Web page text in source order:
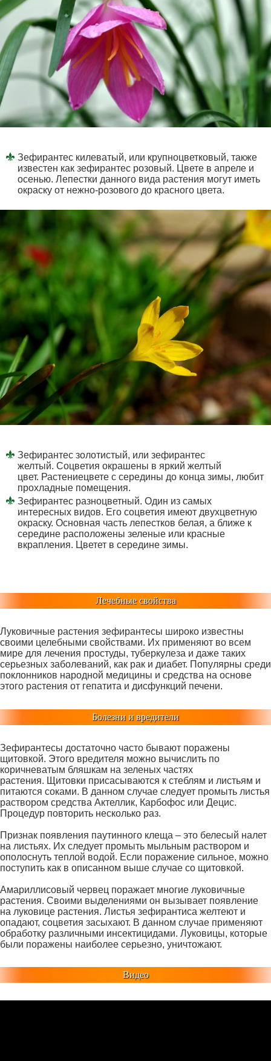
Зефирантес килеватый, или крупноцветковый, также
известен как зефирантес розовый. Цвете в апреле и
осенью. Лепестки данного вида растения могут иметь
окраску от нежно-розового до красного цвета.
Зефирантес золотистый, или зефирантес
желтый. Соцветия окрашены в яркий желтый
цвет. Растениецвете с середины до конца зимы, любит
прохладные помещения.
Зефирантес разноцветный. Один из самых
интересных видов. Его соцветия имеют двухцветную
окраску. Основная часть лепестков белая, а ближе к
середине расположены зеленые или красные
вкрапления. Цветет в середине зимы.
Лечебные свойства
Луковичные растения зефирантесы широко известны
своими целебными свойствами. Их применяют во всем
мире для лечения простуды, туберкулеза и даже таких
серьезных заболеваний, как рак и диабет. Популярны среди
поклонников народной медицины и средства на основе
этого растения от гепатита и дисфункций печени.
Болезни и вредители
Зефирантесы достаточно часто бывают поражены
щитовкой. Этого вредителя можно вычислить по
коричневатым бляшкам на зеленых частях
растения. Щитовки присасываются к стеблям и листьям и
питаются соками. В данном случае следует промыть листья
раствором средства Актеллик, Карбофос или Децис.
Процедур повторить несколько раз.
Признак появления паутинного клеща – это белесый налет
на листьях. Их следует промыть мыльным раствором и
ополоснуть теплой водой. Если поражение сильное, можно
поступить как в описанном выше случае со щитовкой.
Амариллисовый червец поражает многие луковичные
растения. Своими выделениями он вызывает появление
на луковице растения. Листья зефирантиса желтеют и
опадают, соцветия засыхают. В данном случае применяют
обработку различными инсектицидами. Луковицы, которые
были поражены наиболее серьезно, уничтожают.
Видео